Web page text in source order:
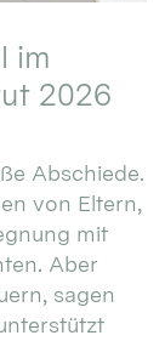
im
2026
Abschiede.
von Eltern,
mit
Aber
sagen